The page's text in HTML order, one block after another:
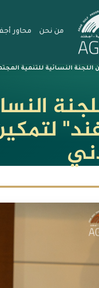
من نحن محاور
اللجنة النسائية للتنمية